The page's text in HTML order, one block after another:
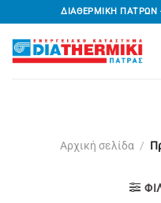
στο
περιεχόμενο
ΔΙΑΘΕΡΜΙΚΗ
Αρχική σελίδα /